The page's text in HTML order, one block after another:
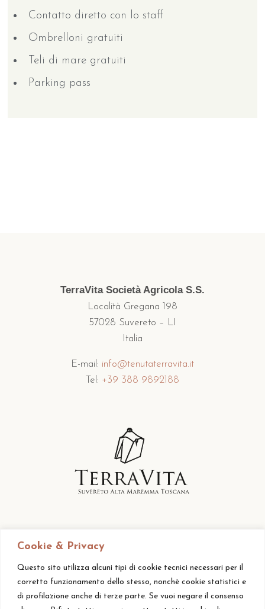
Cookie & Privacy
Questo sito utilizza alcuni tipi di cookie tecnici necessari per il
corretto funzionamento dello stesso, nonchè cookie statistici e
di profilazione anche di terze parte. Se vuoi negare il consenso
Contatto diretto con lo staff
Ombrelloni gratuiti
Teli di mare gratuiti
Parking pass
TerraVita Società Agricola S.S.
Località Gregana 198
57028 Suvereto – LI
Italia
E-mail: info@tenutaterravita.it
Tel: +39 388 9892188